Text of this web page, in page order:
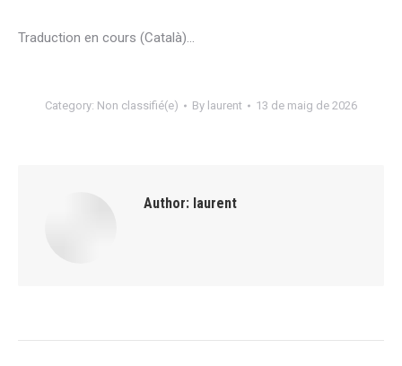
Traduction en cours (Català)…
Category: Non classifié(e) By laurent 13 de maig de 2026
Author: laurent